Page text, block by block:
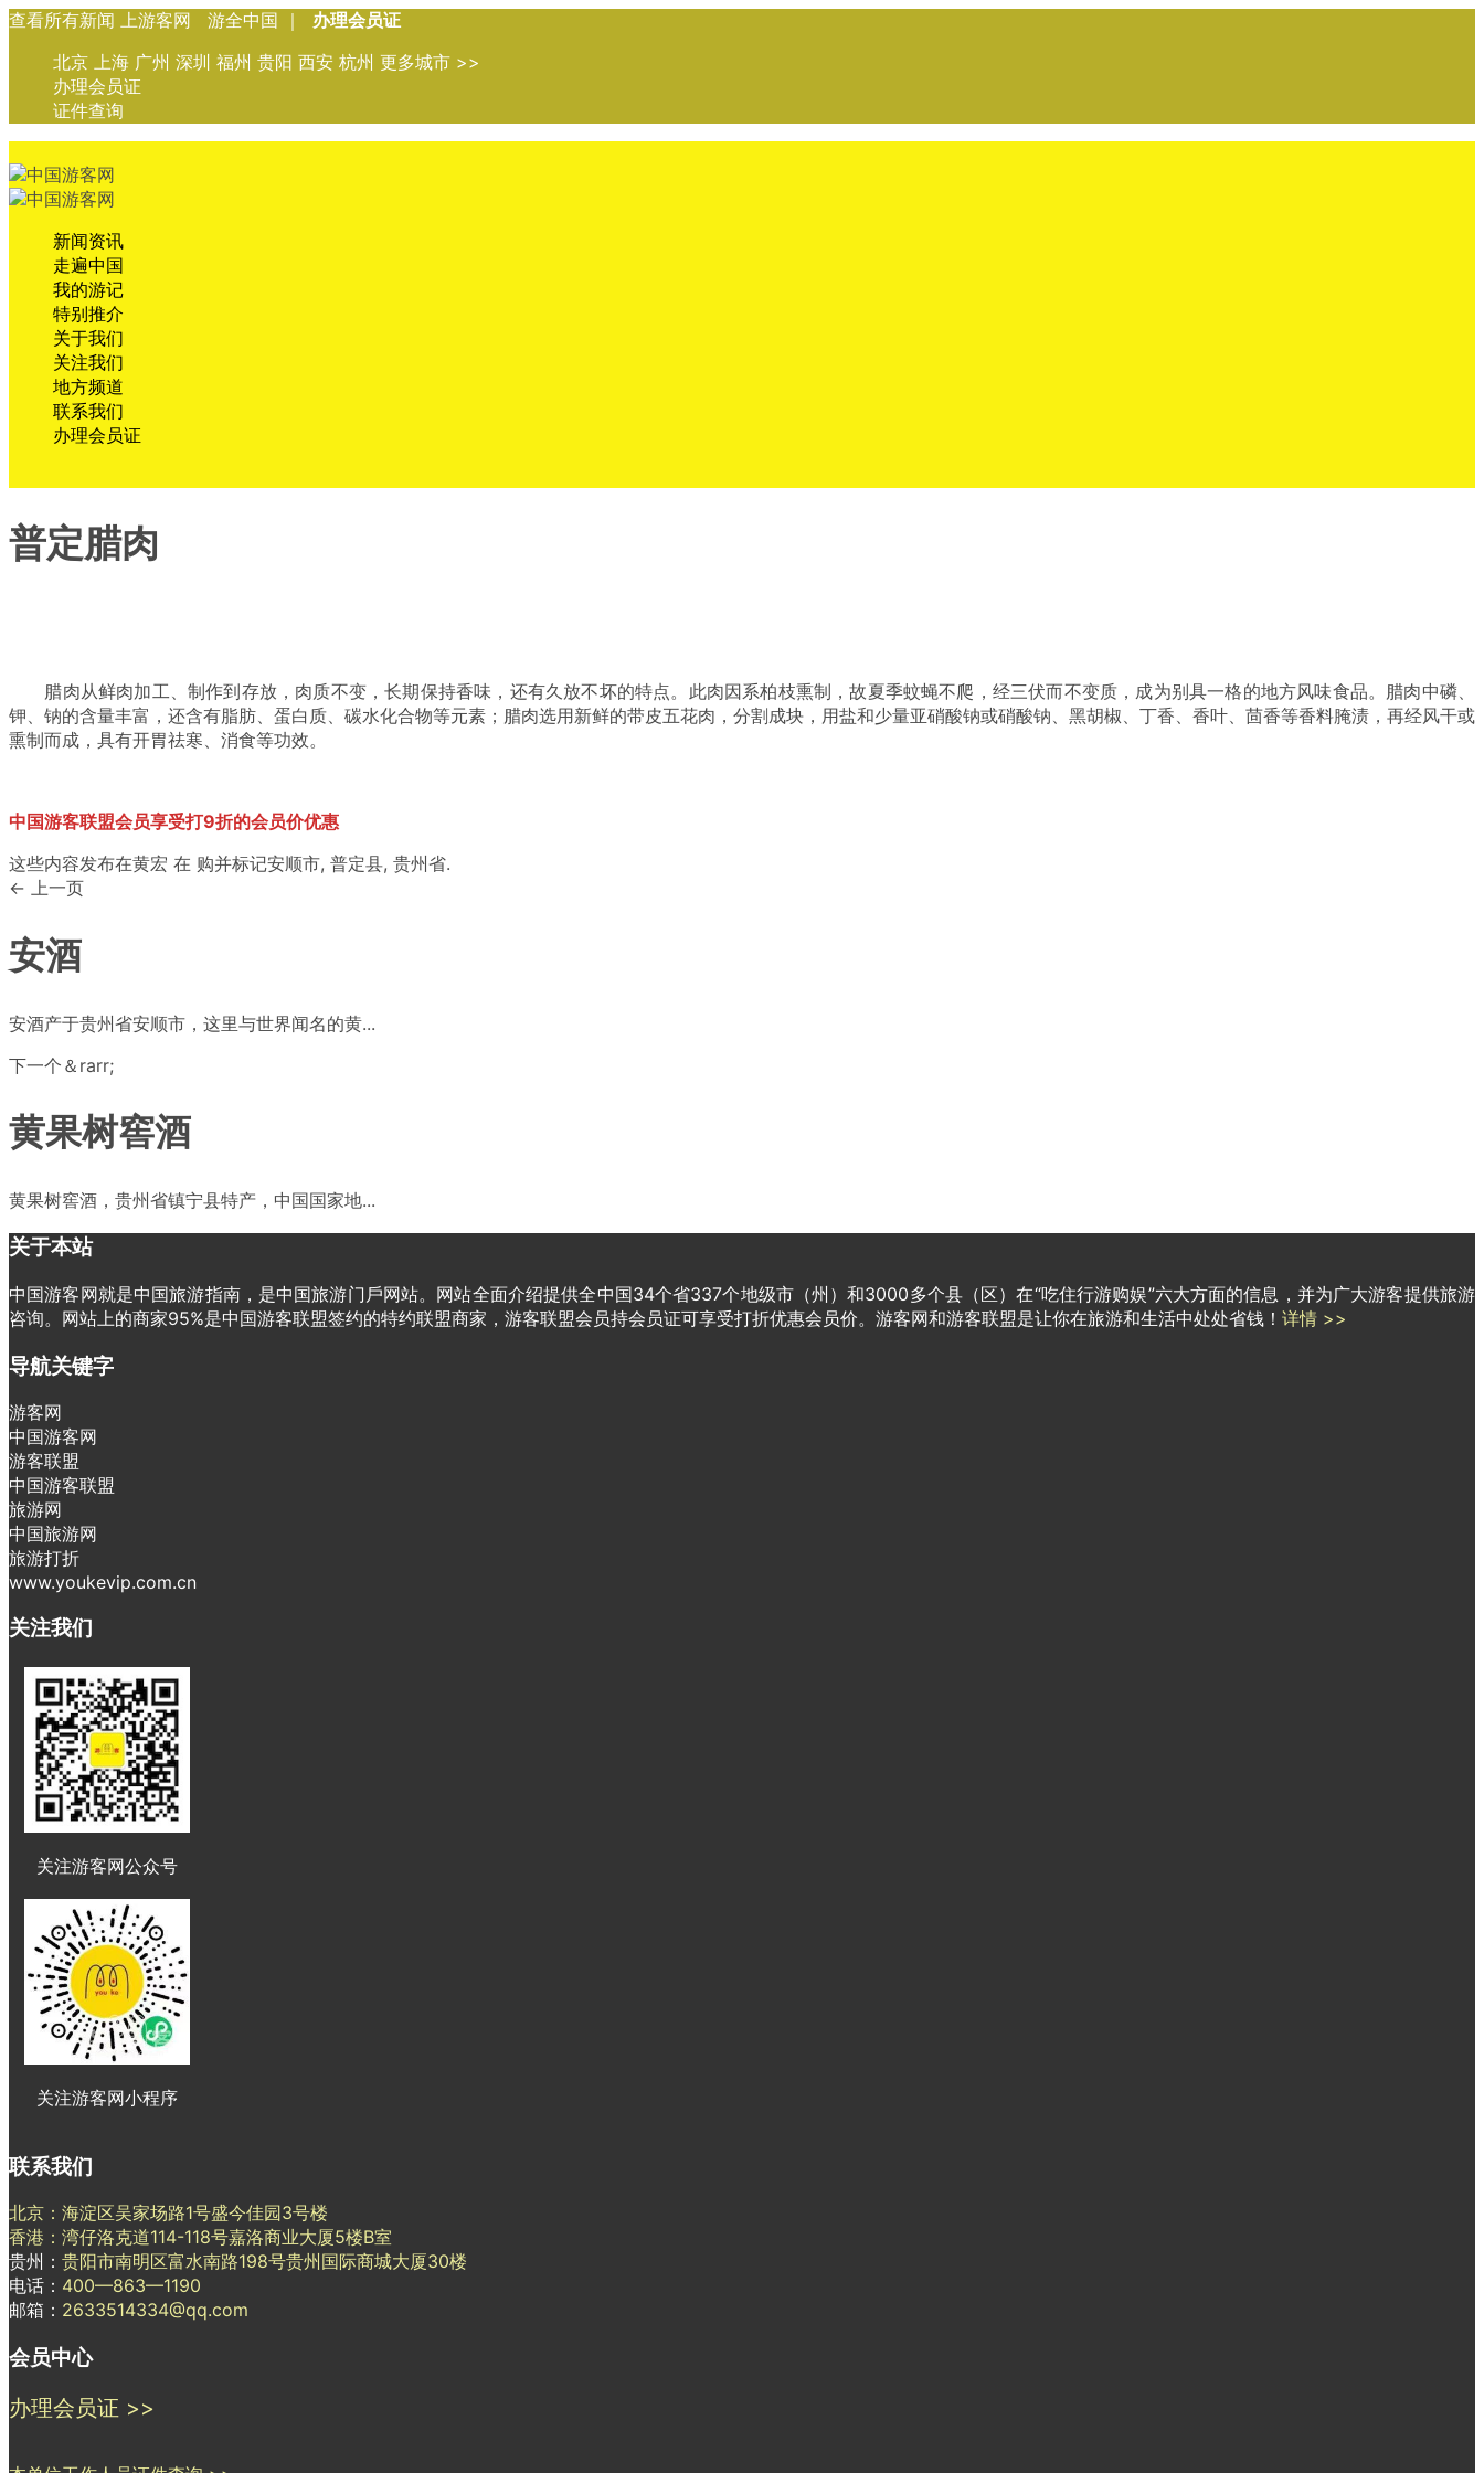
查看所有新闻 上游客网 游全中国 ｜
办理会员证
北京 上海 广州 深圳 福州 贵阳 西安 杭州 更多城市 >>
办理会员证
证件查询
新闻资讯
走遍中国
我的游记
特别推介
关于我们
关注我们
地方频道
联系我们
办理会员证
普定腊肉
腊肉从鲜肉加工、制作到存放，肉质不变，长期保持香味，还有久放不坏的特点。此肉因系柏枝熏制，故夏季蚊蝇不爬，经三伏而不变质，成为别具一格的地方风味食品。腊肉中磷、
钾、钠的含量丰富，还含有脂肪、蛋白质、碳水化合物等元素；腊肉选用新鲜的带皮五花肉，分割成块，用盐和少量亚硝酸钠或硝酸钠、黑胡椒、丁香、香叶、茴香等香料腌渍，再经风干或
熏制而成，具有开胃祛寒、消食等功效。
中国游客联盟会员享受打9折的会员价优惠
这些内容发布在黄宏 在 购并标记安顺市, 普定县, 贵州省.
← 上一页
安酒
安酒产于贵州省安顺市，这里与世界闻名的黄...
下一个＆rarr;
黄果树窖酒
黄果树窖酒，贵州省镇宁县特产，中国国家地...
关于本站
中国游客网就是中国旅游指南，是中国旅游门戶网站。网站全面介绍提供全中国34个省337个地级市（州）和3000多个县（区）在“吃住行游购娱”六大方面的信息，并为广大游客提供旅游
咨询。网站上的商家95%是中国游客联盟签约的特约联盟商家，游客联盟会员持会员证可享受打折优惠会员价。游客网和游客联盟是让你在旅游和生活中处处省钱！ 详情 >>
导航关键字
游客网
中国游客网
游客联盟
中国游客联盟
旅游网
中国旅游网
旅游打折
www.youkevip.com.cn
关注我们
关注游客网公众号
关注游客网小程序
联系我们
北京：海淀区吴家场路1号盛今佳园3号楼
香港：湾仔洛克道114-118号嘉洛商业大厦5楼B室
贵州： 贵阳市南明区富水南路198号贵州国际商城大厦30楼
电话： 400—863—1190
邮箱： 2633514334@qq.com
会员中心
办理会员证 >>